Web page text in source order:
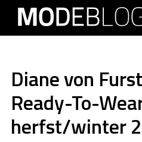
Diane von
Ready-To-
herfst/winter